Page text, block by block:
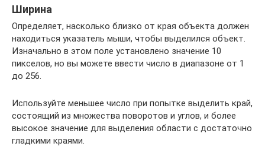
Ширина
Определяет, насколько близко от края объекта должен
находиться указатель мыши, чтобы выделился объект.
Изначально в этом поле установлено значение 10
пикселов, но вы можете ввести число в диапазоне от 1
до 256.
Используйте меньшее число при попытке выделить край,
состоящий из множества поворотов и углов, и более
высокое значение для выделения области с достаточно
гладкими краями.